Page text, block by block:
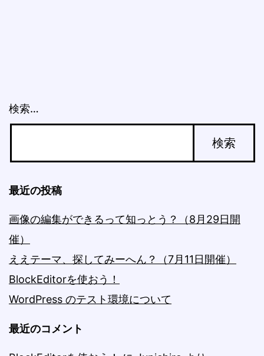
ン
検索…
最近の投稿
画像の編集ができるって知っとう？（8月29日開
催）
ええテーマ、探してみーへん？（7月11日開催）
BlockEditorを使おう！
WordPress のテスト環境について
最近のコメント